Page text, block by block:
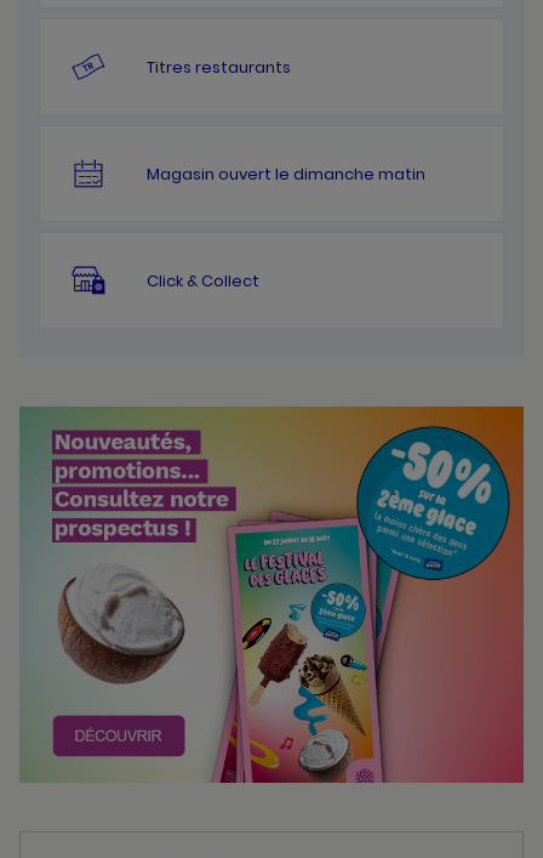
Titres restaurants
Magasin ouvert le dimanche matin
Click & Collect